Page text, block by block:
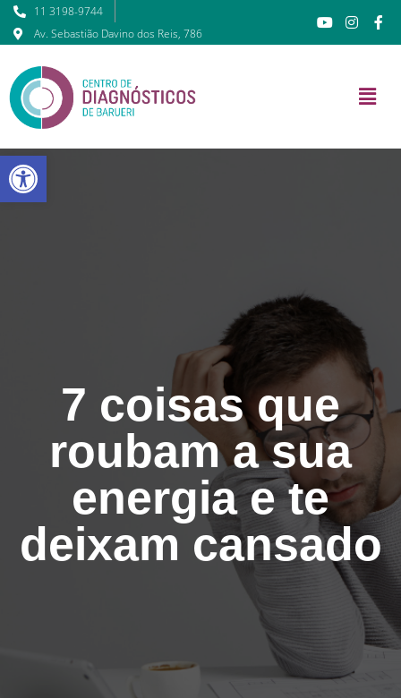
11 3198-9744
Av. Sebastião Davino dos Reis, 786
7 coisas que
roubam a sua
energia e te
deixam cansado
Barra de Ferramentas